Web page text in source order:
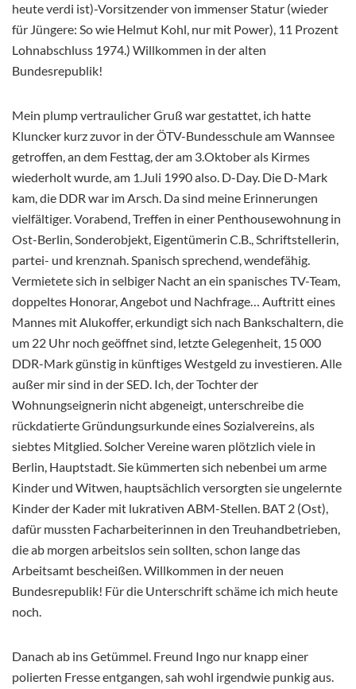
heute verdi ist)-Vorsitzender von immenser Statur (wieder
für Jüngere: So wie Helmut Kohl, nur mit Power), 11 Prozent
Lohnabschluss 1974.) Willkommen in der alten
Bundesrepublik!
Mein plump vertraulicher Gruß war gestattet, ich hatte
Kluncker kurz zuvor in der ÖTV-Bundesschule am Wannsee
getroffen, an dem Festtag, der am 3.Oktober als Kirmes
wiederholt wurde, am 1.Juli 1990 also. D-Day. Die D-Mark
kam, die DDR war im Arsch. Da sind meine Erinnerungen
vielfältiger. Vorabend, Treffen in einer Penthousewohnung in
Ost-Berlin, Sonderobjekt, Eigentümerin C.B., Schriftstellerin,
partei- und krenznah. Spanisch sprechend, wendefähig.
Vermietete sich in selbiger Nacht an ein spanisches TV-Team,
doppeltes Honorar, Angebot und Nachfrage… Auftritt eines
Mannes mit Alukoffer, erkundigt sich nach Bankschaltern, die
um 22 Uhr noch geöffnet sind, letzte Gelegenheit, 15 000
DDR-Mark günstig in künftiges Westgeld zu investieren. Alle
außer mir sind in der SED. Ich, der Tochter der
Wohnungseignerin nicht abgeneigt, unterschreibe die
rückdatierte Gründungsurkunde eines Sozialvereins, als
siebtes Mitglied. Solcher Vereine waren plötzlich viele in
Berlin, Hauptstadt. Sie kümmerten sich nebenbei um arme
Kinder und Witwen, hauptsächlich versorgten sie ungelernte
Kinder der Kader mit lukrativen ABM-Stellen. BAT 2 (Ost),
dafür mussten Facharbeiterinnen in den Treuhandbetrieben,
die ab morgen arbeitslos sein sollten, schon lange das
Arbeitsamt bescheißen. Willkommen in der neuen
Bundesrepublik! Für die Unterschrift schäme ich mich heute
noch.
Danach ab ins Getümmel. Freund Ingo nur knapp einer
polierten Fresse entgangen, sah wohl irgendwie punkig aus.